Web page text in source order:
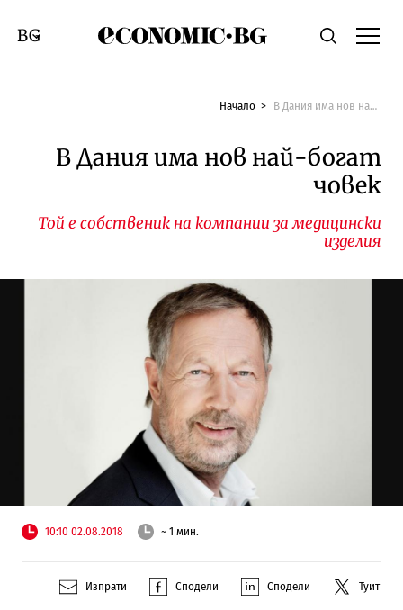
Economic.bgТърсене
Смяна на език
Начало В Дания има нов най-богат човек
В Дания има нов най-богат
човек
Той е собственик на компании за медицински
изделия
10:10 02.08.2018 ~ 1 мин.
Изпрати Сподели Сподели Туит